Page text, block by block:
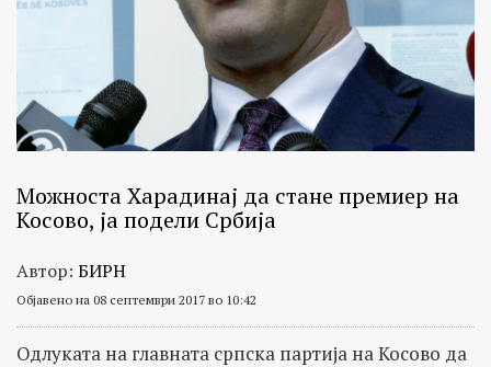
Можноста Харадинај да стане премиер на
Косово, ја подели Србија
Автор: БИРН
Објавено на 08 септември 2017 во 10:42
Одлуката на главната српска партија на Косово да